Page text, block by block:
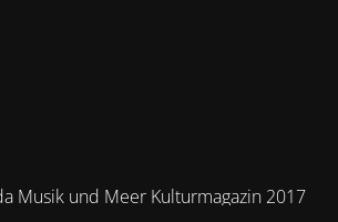
Musik und Meer Kulturmagazin 2017